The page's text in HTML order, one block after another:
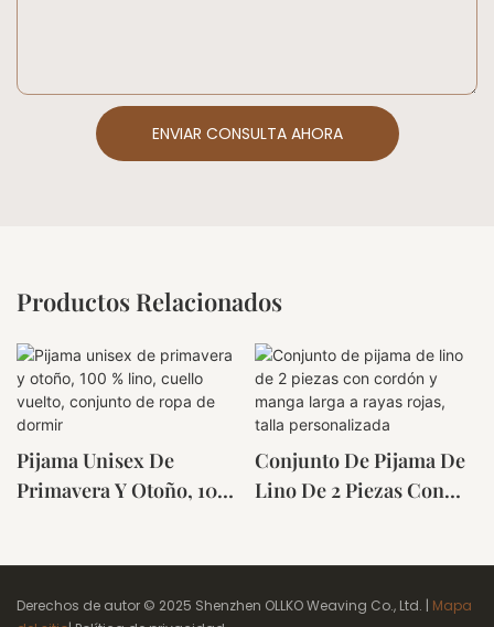
ENVIAR CONSULTA AHORA
Productos Relacionados
Pijama Unisex De
Primavera Y Otoño, 100
Conjunto De Pijama De
Lino De 2 Piezas Con
Derechos de autor © 2025 Shenzhen OLLKO Weaving Co., Ltd. | Mapa